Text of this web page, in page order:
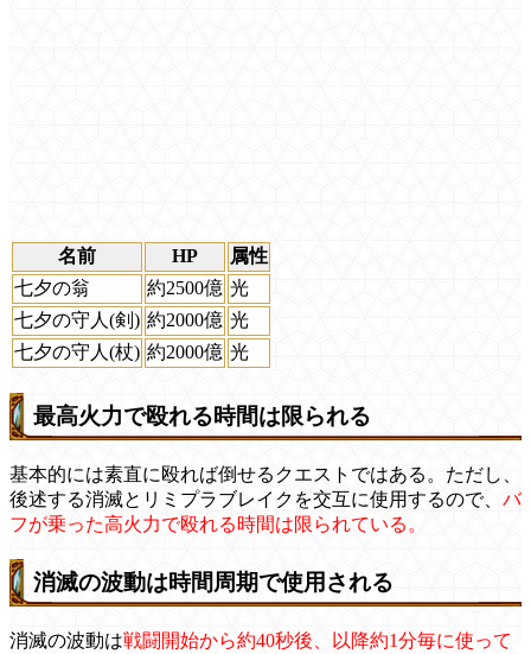
名前 HP
属性
七夕の翁
約2500億 光
七夕の守人(剣) 約2000億 光
七夕の守人(杖) 約2000億 光
最高火力で殴れる時間は限られる
基本的には素直に殴れば倒せるクエストではある。ただし、
後述する消滅とリミプラブレイクを交互に使用するので、 バ
フが乗った高火力で殴れる時間は限られている。
消滅の波動は時間周期で使用される
消滅の波動は戦闘開始から約40秒後、以降約1分毎に使って